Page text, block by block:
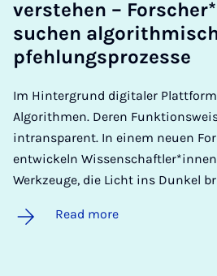
ver­stehen –
suchen
pfehlung­s­prozesse
Im Hintergrund digitaler
Algorithmen. Deren
intransparent. In einem neuen
entwickeln
Werkzeuge, die Licht ins Dunkel
Read more